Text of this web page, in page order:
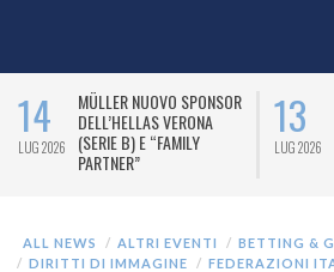
14
LUG 2026
MÜLLER NUOVO SPONSOR
DELL’HELLAS VERONA
(SERIE B) E “FAMILY
PARTNER”
13
LUG 2026
ALL NEWS ALTRI EVENTI BETTING &
DIRITTI DI IMMAGINE
FEDERAZIONI